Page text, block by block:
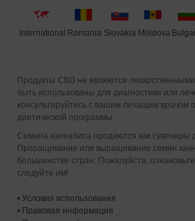
International Romania Slovakia Moldova
Продукты CBD не являются
быть использованы для диагностики или
консультируйтесь с вашим лечащим врачом
диетической программы.
Семена каннабиса продаются как сувениры
Проращивание или выращивание семян
большинстве стран. Пожалуйста,
следуйте им!
• Условия использования
• Правовая информация